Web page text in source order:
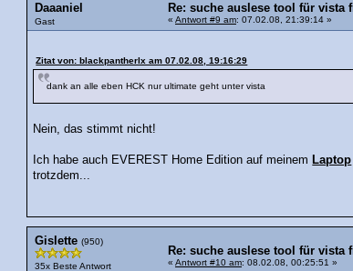
Daaaniel
Gast
Re: suche auslese tool für vista
« Antwort #9 am: 07.02.08, 21:39:14 »
Zitat von: blackpantherlx am 07.02.08, 19:16:29
dank an alle eben HCK nur ultimate geht unter vista
Nein, das stimmt nicht!
Ich habe auch EVEREST Home Edition auf meinem Laptop
trotzdem...
Gislette (950)
35x Beste Antwort
Re: suche auslese tool für vista
« Antwort #10 am: 08.02.08, 00:25:51 »